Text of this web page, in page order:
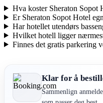
Hva koster Sheraton Sopot
Er Sheraton Sopot Hotel
Har hotellet utendørs
Hvilket hotell ligger
Finnes det gratis parkering
Klar for å
Sammenlign